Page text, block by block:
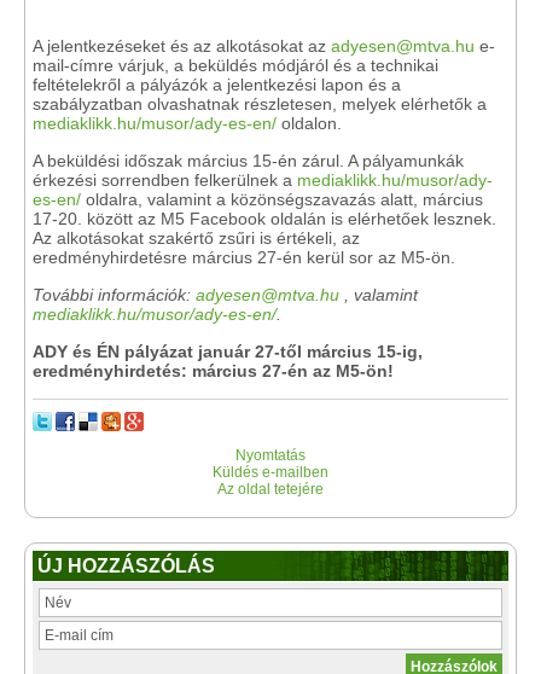
A jelentkezéseket és az alkotásokat az adyesen@mtva.hu e-
mail-címre várjuk, a beküldés módjáról és a technikai
feltételekről a pályázók a jelentkezési lapon és a
szabályzatban olvashatnak részletesen, melyek elérhetők a
mediaklikk.hu/musor/ady-es-en/ oldalon.
A beküldési időszak március 15-én zárul. A pályamunkák
érkezési sorrendben felkerülnek a mediaklikk.hu/musor/ady-
es-en/ oldalra, valamint a közönségszavazás alatt, március
17-20. között az M5 Facebook oldalán is elérhetőek lesznek.
Az alkotásokat szakértő zsűri is értékeli, az
eredményhirdetésre március 27-én kerül sor az M5-ön.
További információk: adyesen@mtva.hu , valamint
mediaklikk.hu/musor/ady-es-en/.
ADY és ÉN pályázat január 27-től március 15-ig,
eredményhirdetés: március 27-én az M5-ön!
Nyomtatás
Küldés e-mailben
Az oldal tetejére
ÚJ HOZZÁSZÓLÁS